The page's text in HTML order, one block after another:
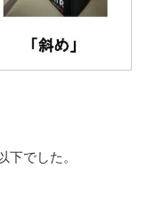
下でした。